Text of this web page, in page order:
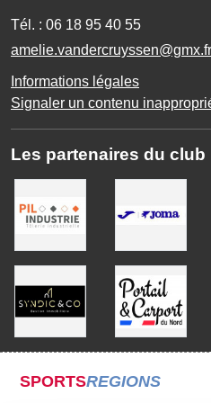
Tél. : 06 18 95 40 55
amelie.vandercruyssen@gmx.fr
Informations légales
Signaler un contenu
Les partenaires du club
SPORTSREGIONS